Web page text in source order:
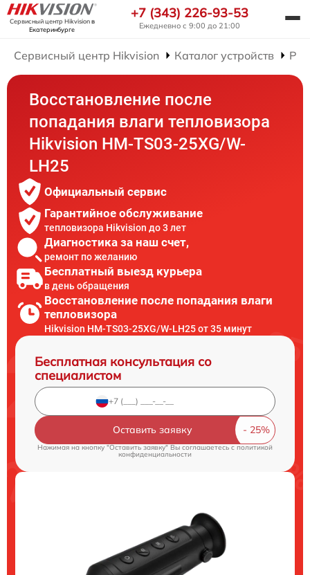
Сервисный центр Hikvisionв
Екатеринбурге
+7 (343) 226-93-53
Ежедневно с 9:00 до 21:00
Сервисный центр Hikvision Каталог устройств
Восстановление после
попадания влаги тепловизора
Hikvision HM-TS03-25XG/W-
LH25
Официальный сервис
Гарантийное обслуживание
тепловизора Hikvision до 3 лет
Диагностика за наш счет,
ремонт по желанию
Бесплатный выезд курьера
в день обращения
Восстановление после попадания влаги
тепловизора
Hikvision HM-TS03-25XG/W-LH25 от 35 минут
Бесплатная консультация со
специалистом
Оставить заявку
Нажимая на кнопку "Оставить заявку" Вы соглашаетесь cполитикой
конфиденциальности